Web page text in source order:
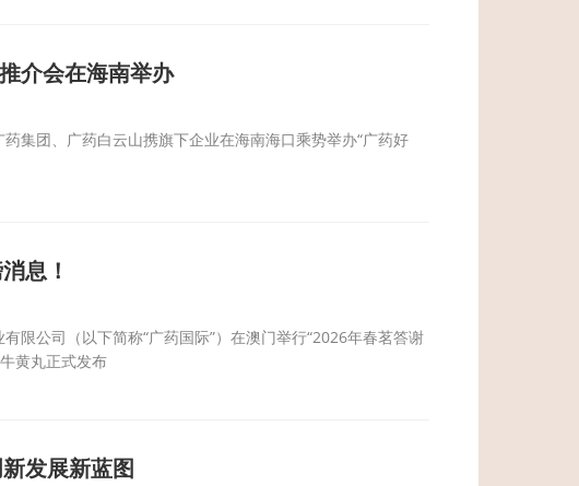
介会在海南举办
集团、广药白云山携旗下企业在海南海口乘势举办“广药好
息！
限公司（以下简称“广药国际”）在澳门举行“2026年春茗答谢
黄丸正式发布
发展新蓝图